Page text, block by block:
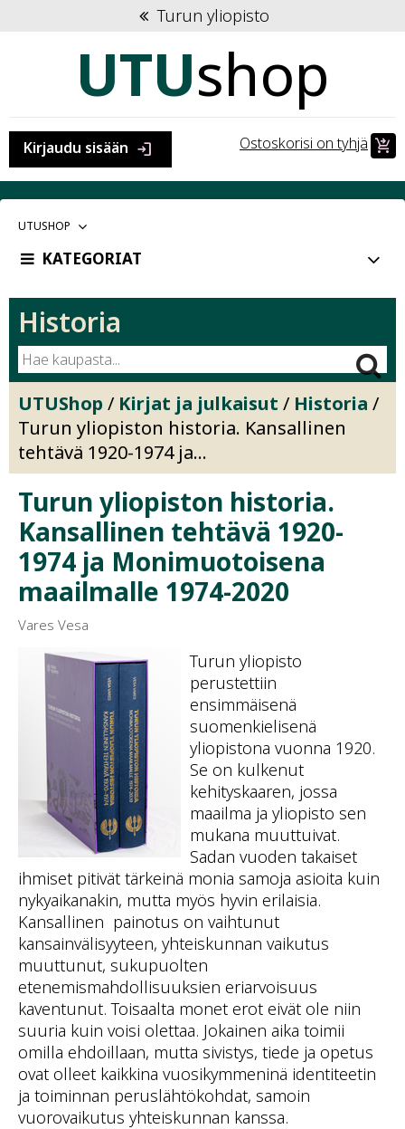
Turun yliopisto
UTUshop
Kirjaudu sisään login Ostoskorisi on tyhjä shopping_cart_checkout
VALITTU
UTUSHOP
KATEGORIAT
Kategoria:
Historia
UTUShop / Kirjat ja julkaisut / Historia /
Turun yliopiston historia. Kansallinen
tehtävä 1920-1974 ja...
Turun yliopiston historia.
Kansallinen tehtävä 1920-
1974 ja Monimuotoisena
maailmalle 1974-2020
Vares Vesa
tuotekuva
1
tuotekuva
2
Turun yliopisto
perustettiin
ensimmäisenä
suomenkielisenä
yliopistona vuonna 1920.
Se on kulkenut
kehityskaaren, jossa
maailma ja yliopisto sen
mukana muuttuivat.
Sadan vuoden takaiset
ihmiset pitivät tärkeinä monia samoja asioita kuin
nykyaikanakin, mutta myös hyvin erilaisia.
Kansallinen painotus on vaihtunut
kansainvälisyyteen, yhteiskunnan vaikutus
muuttunut, sukupuolten
etenemismahdollisuuksien eriarvoisuus
kaventunut. Toisaalta monet erot eivät ole niin
suuria kuin voisi olettaa. Jokainen aika toimii
omilla ehdoillaan, mutta sivistys, tiede ja opetus
ovat olleet kaikkina vuosikymmeninä identiteetin
ja toiminnan peruslähtökohdat, samoin
vuorovaikutus yhteiskunnan kanssa.